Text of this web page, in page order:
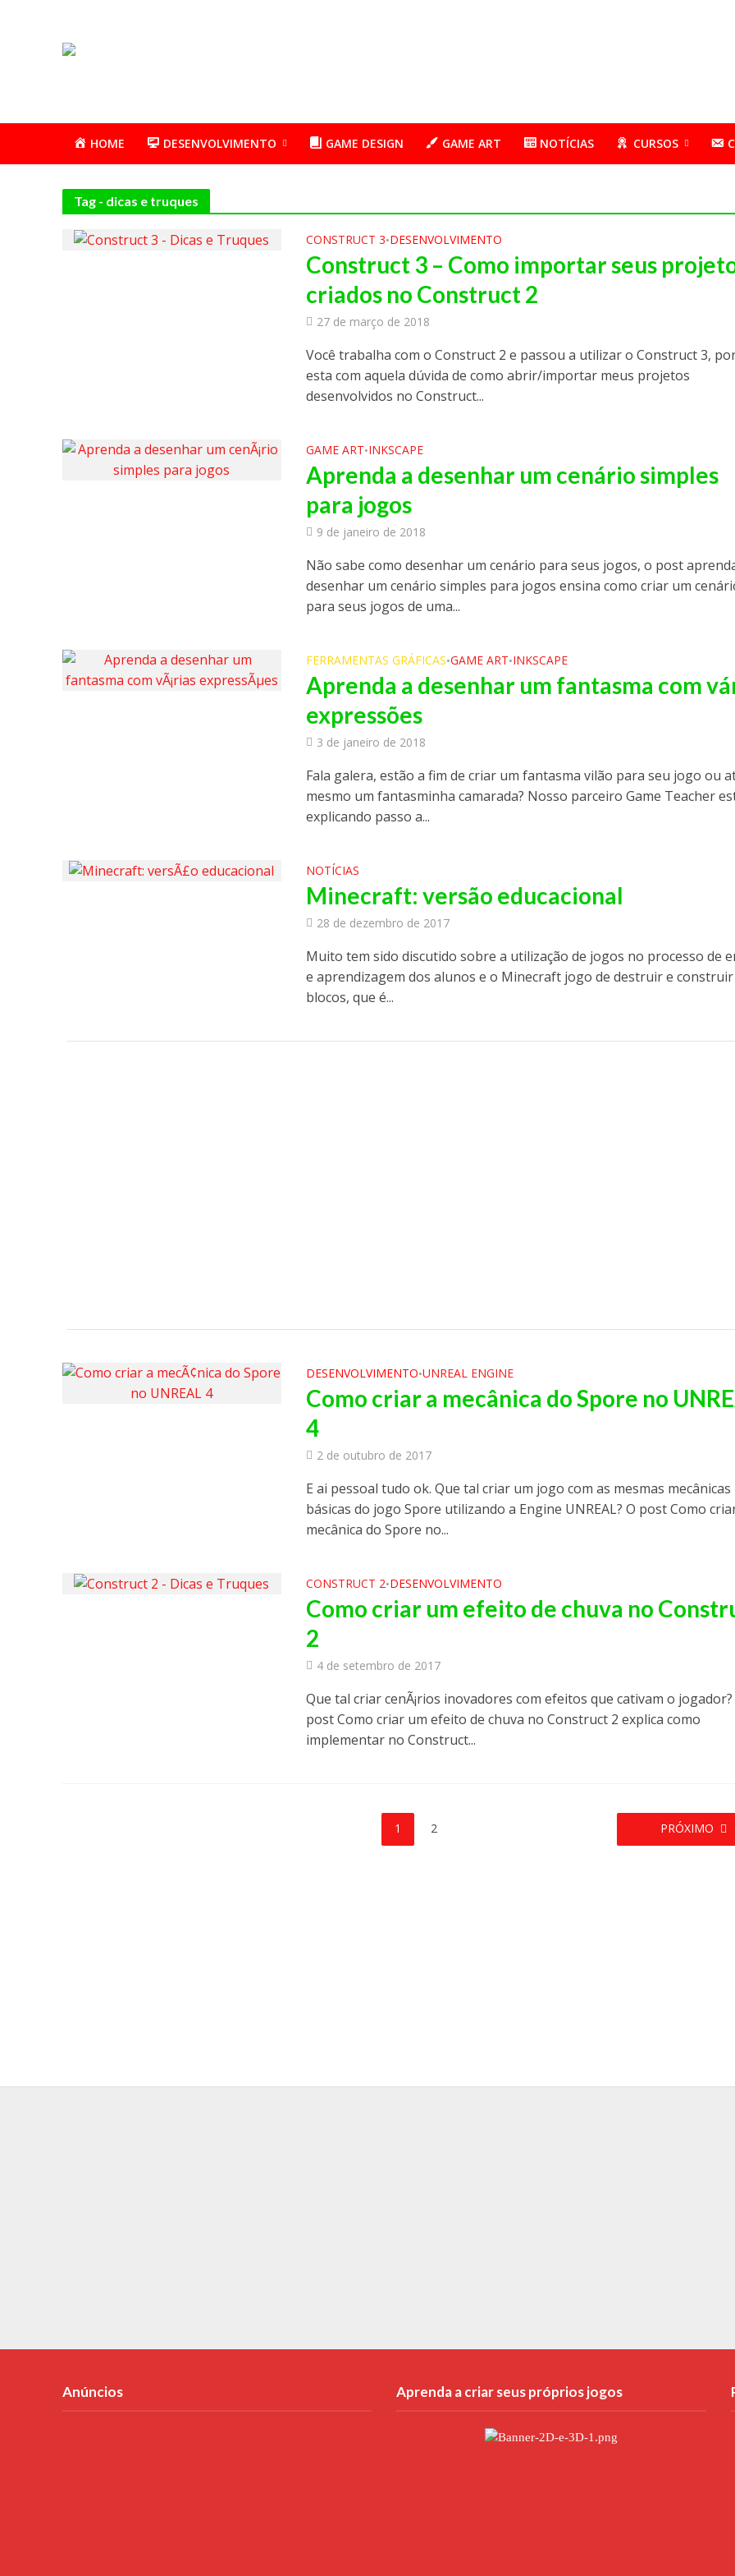
HOME DESENVOLVIMENTO GAME DESIGN GAME ART NOTÍCIAS CURSOS
Tag - dicas e truques
CONSTRUCT 3•DESENVOLVIMENTO
Construct 3 – Como importar seus
criados no Construct 2
27 de março de 2018
Você trabalha com o Construct 2 e passou a utilizar o Construct 3,
esta com aquela dúvida de como abrir/importar meus projetos
desenvolvidos no Construct...
GAME ART•INKSCAPE
Aprenda a desenhar um cenário simples
para jogos
9 de janeiro de 2018
Não sabe como desenhar um cenário para seus jogos, o post
desenhar um cenário simples para jogos ensina como criar um
para seus jogos de uma...
FERRAMENTAS GRÁFICAS•GAME ART•INKSCAPE
Aprenda a desenhar um fantasma com
expressões
3 de janeiro de 2018
Fala galera, estão a fim de criar um fantasma vilão para seu jogo ou
mesmo um fantasminha camarada? Nosso parceiro Game Teacher
explicando passo a...
NOTÍCIAS
Minecraft: versão educacional
28 de dezembro de 2017
Muito tem sido discutido sobre a utilização de jogos no processo de
e aprendizagem dos alunos e o Minecraft jogo de destruir e construir
blocos, que é...
DESENVOLVIMENTO•UNREAL ENGINE
Como criar a mecânica do Spore no
4
2 de outubro de 2017
E ai pessoal tudo ok. Que tal criar um jogo com as mesmas mecânicas
básicas do jogo Spore utilizando a Engine UNREAL? O post Como
mecânica do Spore no...
CONSTRUCT 2•DESENVOLVIMENTO
Como criar um efeito de chuva no
2
4 de setembro de 2017
Que tal criar cenÃ¡rios inovadores com efeitos que cativam o jogador?
post Como criar um efeito de chuva no Construct 2 explica como
implementar no Construct...
1 2 PRÓXIMO
Anúncios Aprenda a criar seus próprios jogos